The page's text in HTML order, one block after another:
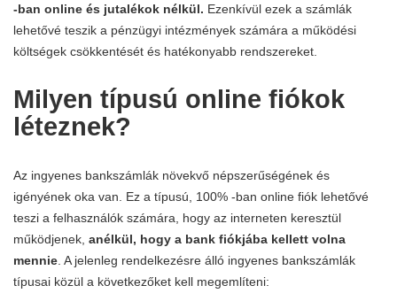
-ban online és jutalékok nélkül. Ezenkívül ezek a számlák
lehetővé teszik a pénzügyi intézmények számára a működési
költségek csökkentését és hatékonyabb rendszereket.
Milyen típusú online fiókok
léteznek?
Az ingyenes bankszámlák növekvő népszerűségének és
igényének oka van. Ez a típusú, 100% -ban online fiók lehetővé
teszi a felhasználók számára, hogy az interneten keresztül
működjenek, anélkül, hogy a bank fiókjába kellett volna
mennie . A jelenleg rendelkezésre álló ingyenes bankszámlák
típusai közül a következőket kell megemlíteni: